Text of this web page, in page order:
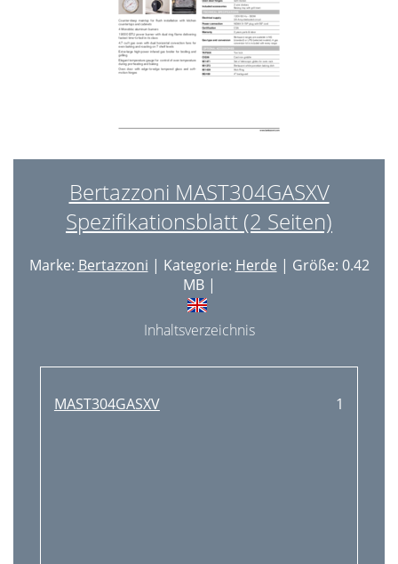
Bertazzoni MAST304GASXV
Spezifikationsblatt (2 Seiten)
Marke: Bertazzoni | Kategorie: Herde | Größe: 0.42
MB |
Inhaltsverzeichnis
MAST304GASXV 1